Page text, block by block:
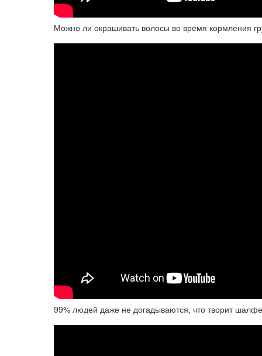
Можно ли окрашивать волосы во время кормления
99% людей даже не догадываются, что творит